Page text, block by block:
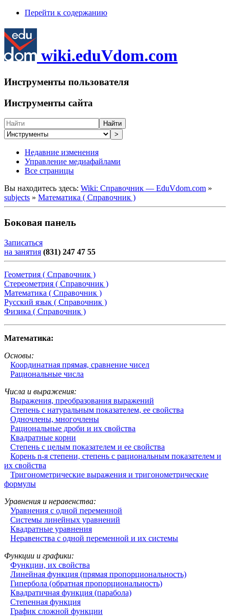
Перейти к содержанию
wiki.eduVdom.com
Инструменты пользователя
Инструменты сайта
Найти
>
Недавние изменения
Управление медиафайлами
Все страницы
Вы находитесь здесь: Wiki: Справочник — EduVdom.com »
subjects » Математика ( Справочник )
Боковая панель
Записаться
на занятия (831) 247 47 55
Геометрия ( Справочник )
Стереометрия ( Справочник )
Математика ( Справочник )
Русский язык ( Справочник )
Физика ( Справочник )
Математика:
Основы:
Координатная прямая, сравнение чисел
Рациональные числа
Числа и выражения:
Выражения, преобразования выражений
Степень с натуральным показателем, ее свойства
Одночлены, многочлены
Рациональные дроби и их свойства
Квадратные корни
Степень с целым показателем и ее свойства
Корень n-я степени, степень с рациональным показателем и
их свойства
Тригонометрические выражения и тригонометрические
формулы
Уравнения и неравенства:
Уравнения с одной переменной
Системы линейных уравнений
Квадратные уравнения
Неравенства с одной переменной и их системы
Функции и графики:
Функции, их свойства
Линейная функция (прямая пропорциональность)
Гипербола (обратная пропорциональность)
Квадратичная функция (парабола)
Степенная функция
График сложной функции